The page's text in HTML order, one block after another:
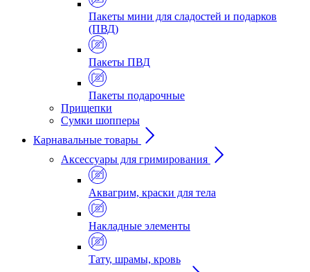
Пакеты мини для сладостей и подарков
(ПВД)
Пакеты ПВД
Пакеты подарочные
Прищепки
Сумки шопперы
Карнавальные товары
Аксессуары для гримирования
Аквагрим, краски для тела
Накладные элементы
Тату, шрамы, кровь